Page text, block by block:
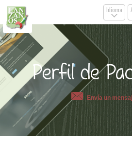
Idioma
.
Perfil de
Envía un